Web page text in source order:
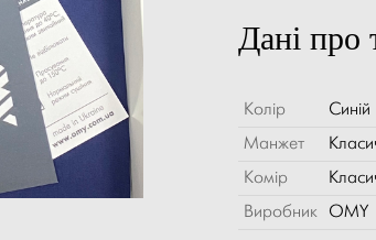
Дані про
Колір
Манжет
Комір
Виробник
OMY